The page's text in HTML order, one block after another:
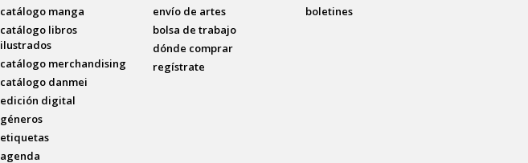
catálogo manga
catálogo libros
ilustrados
catálogo merchandising
catálogo danmei
edición digital
géneros
etiquetas
agenda
envío de artes
bolsa de trabajo
dónde comprar
regístrate
boletines